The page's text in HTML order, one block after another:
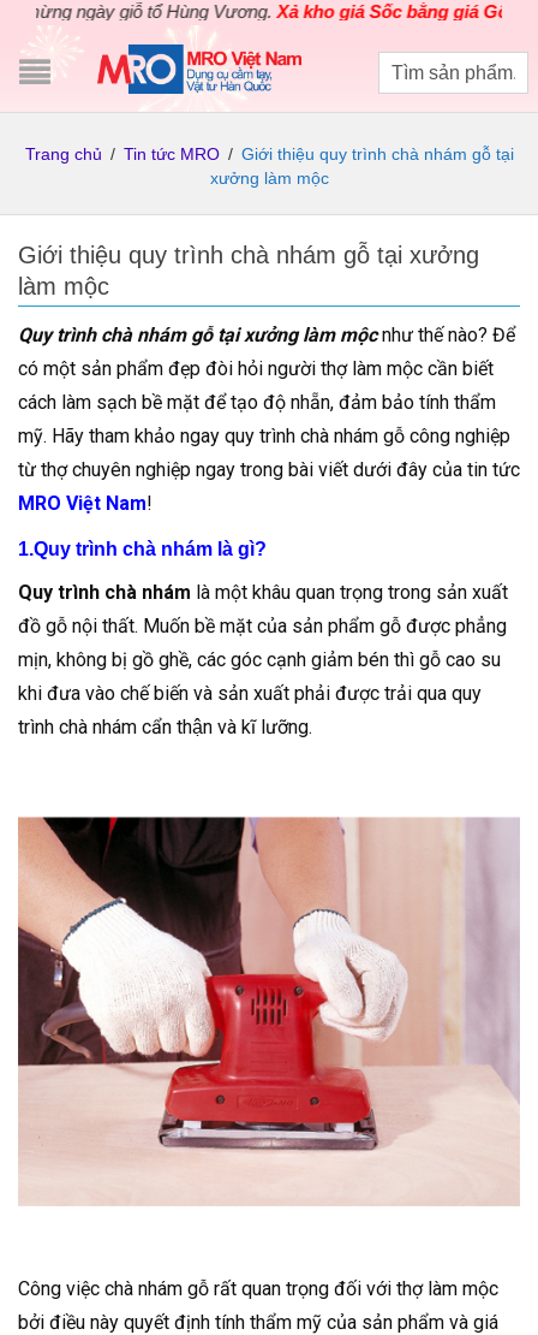
ngày giỗ tổ Hùng Vương.Xả kho giá Sốc bằng giá Gốccho các
Trang chủ / Tin tức MRO / Giới thiệu quy trình chà nhám gỗ tại
xưởng làm mộc
Giới thiệu quy trình chà nhám gỗ tại xưởng
làm mộc
Quy trình chà nhám gỗ tại xưởng làm mộcnhư thế nào? Để
có một sản phẩm đẹp đòi hỏi người thợ làm mộc cần biết
cách làm sạch bề mặt để tạo độ nhẵn, đảm bảo tính thẩm
mỹ. Hãy tham khảo ngay quy trình chà nhám gỗ công nghiệp
từ thợ chuyên nghiệp ngay trong bài viết dưới đây của tin tức
MRO Việt Nam!
1.Quy trình chà nhám là gì?
Quy trình chà nhám là một khâu quan trọng trong sản xuất
đồ gỗ nội thất. Muốn bề mặt của sản phẩm gỗ được phẳng
mịn, không bị gồ ghề, các góc cạnh giảm bén thì gỗ cao su
khi đưa vào chế biến và sản xuất phải được trải qua quy
trình chà nhám cẩn thận và kĩ lưỡng.
Công việc chà nhám gỗ rất quan trọng đối với thợ làm mộc
bởi điều này quyết định tính thẩm mỹ của sản phẩm và giá